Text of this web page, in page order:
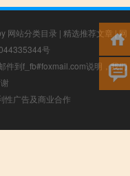
网站分类目录 | 精选推荐文章 |网
号
件到f_fb#foxmail.com说明，我们
性广告及商业合作